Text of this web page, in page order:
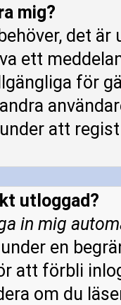
mig?
det
ett
för
att
utloggad?
in mig
en
att förbli
om du